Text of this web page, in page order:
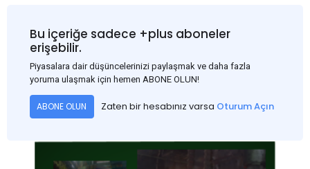
and rural construction projects is expected to provide support
to the market despite seasonal disruptions caused by heavy
rainfall.
Bu içeriğe sadece +plus aboneler
erişebilir.
Piyasalara dair düşüncelerinizi paylaşmak ve daha fazla
yoruma ulaşmak için hemen ABONE OLUN!
ABONE OLUN Zaten bir hesabınız varsa Oturum Açın